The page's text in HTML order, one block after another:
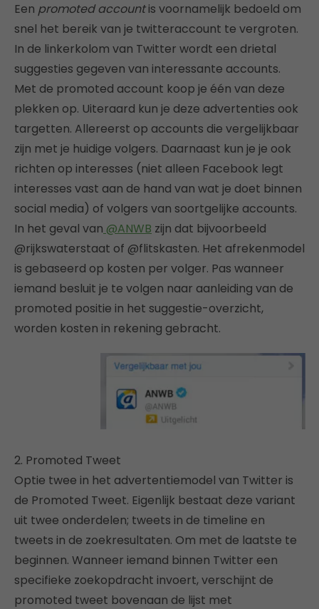
Een promoted accountis voornamelijk bedoeld om
snel het bereik van je twitteraccount te vergroten.
In de linkerkolom van Twitter wordt een drietal
suggesties gegeven van interessante accounts.
Met de promoted account koop je één van deze
plekken op. Uiteraard kun je deze advertenties ook
targetten. Allereerst op accounts die vergelijkbaar
zijn met je huidige volgers. Daarnaast kun je je ook
richten op interesses (niet alleen Facebook legt
interesses vast aan de hand van wat je doet binnen
social media) of volgers van soortgelijke accounts.
In het geval van @ANWB zijn dat bijvoorbeeld
@rijkswaterstaat of @flitskasten. Het afrekenmodel
is gebaseerd op kosten per volger. Pas wanneer
iemand besluit je te volgen naar aanleiding van de
promoted positie in het suggestie-overzicht,
worden kosten in rekening gebracht.
2. Promoted Tweet
Optie twee in het advertentiemodel van Twitter is
de Promoted Tweet. Eigenlijk bestaat deze variant
uit twee onderdelen; tweets in de timeline en
tweets in de zoekresultaten. Om met de laatste te
beginnen. Wanneer iemand binnen Twitter een
specifieke zoekopdracht invoert, verschijnt de
promoted tweet bovenaan de lijst met